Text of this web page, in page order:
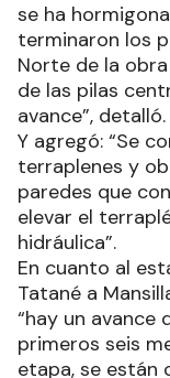
se ha
terminaron los
Norte de la
de las pilas
avance”, detalló.
Y agregó: “Se
terraplenes y
paredes que
elevar el
hidráulica”.
En cuanto al
Tatané a
“hay un avance
primeros seis
etapa, se están